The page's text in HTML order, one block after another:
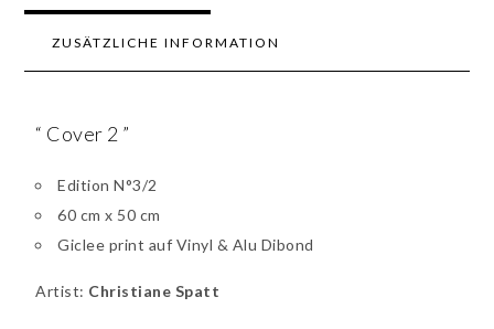
ZUSÄTZLICHE INFORMATION
“ Cover 2 ”
Edition N°3/2
60 cm x 50 cm
Giclee print auf Vinyl & Alu Dibond
Artist: Christiane Spatt